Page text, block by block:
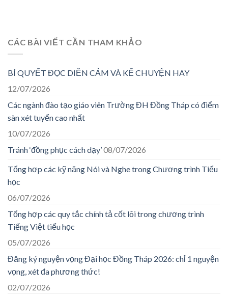
CÁC BÀI VIẾT CẦN THAM KHẢO
BÍ QUYẾT ĐỌC DIỄN CẢM VÀ KỂ CHUYỆN HAY
12/07/2026
Các ngành đào tạo giáo viên Trường ĐH Đồng Tháp có điểm
sàn xét tuyển cao nhất
10/07/2026
Tránh ‘đồng phục cách dạy’08/07/2026
Tổng hợp các kỹ năng Nói và Nghe trong Chương trình Tiểu
học
06/07/2026
Tổng hợp các quy tắc chính tả cốt lõi trong chương trình
Tiếng Việt tiểu học
05/07/2026
Đăng ký nguyện vọng Đại học Đồng Tháp 2026: chỉ 1 nguyện
vọng, xét đa phương thức!
02/07/2026